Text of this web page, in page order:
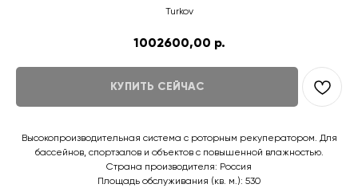
Turkov
1002600,00 р.
КУПИТЬ СЕЙЧАС
Высокопроизводительная система с роторным рекуператором. Для
бассейнов, спортзалов и объектов с повышенной влажностью.
Страна производителя: Россия
Площадь обслуживания (кв. м.): 530